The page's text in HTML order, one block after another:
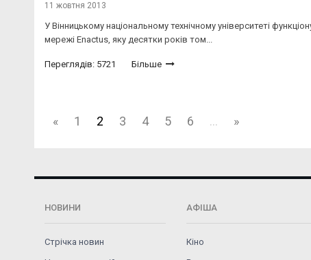
11 жовтня 2013
У Вінницькому національному технічному університеті
мережі Enactus, яку десятки років том...
Переглядів: 5721 Більше
« 1 2 3 4 5 6 ... »
НОВИНИ
Стрічка новин
АФІША
Кіно